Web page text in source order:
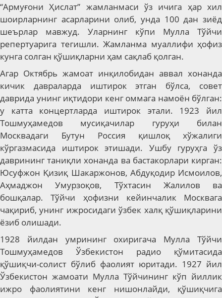
“Армуғони Ҳислат” жамланмаси ўз ичига ҳар хил
шоирларнинг асарларини олиб, унда 100 дан зиёд
шеърлар мавжуд. Уларнинг кўпи Мулла Тўйчи
репертуарига тегишли. Жамланма муаллифи ҳофиз
кунга солган қўшиқларни ҳам сақлаб қолган.
Агар Октябрь жамоат инқилобидан аввал хонанда
кичик давраларда иштирок этган бўлса, совет
даврида унинг иқтидори кенг оммага намоён бўлган:
у катта концертларда иштирок этали. 1923 йил
Тошмуҳамедов мусиқачилар гуруҳи билан
Москвадаги Бутун Россия қишлоқ хўжалиги
кўргазмасида иштирок этишади. Ушбу гуруҳга ўз
даврининг таниқли хонанда ва бастакорлари кирган:
Юсуфжон Қизиқ Шакаржонов, Абдуқодир Исмоилов,
Аҳмаджон Умурзоқов, Тўхтасин Жалилов ва
бошқалар. Тўйчи ҳофизни кейинчалик Москвага
чақириб, унинг ижросидаги ўзбек халқ қўшиқларини
ёзиб олишади.
1928 йилдан умрининг охиригача Мулла Тўйчи
Тошмуҳамедов Ўзбекистон радио қўмитасида
қўшиқчи-солист бўлиб фаолият юритади. 1927 йил
Ўзбекистон жамоати Мулла Тўйчининг кўп йиллик
ижро фаолиятини кенг нишонлайди, қўшиқчига